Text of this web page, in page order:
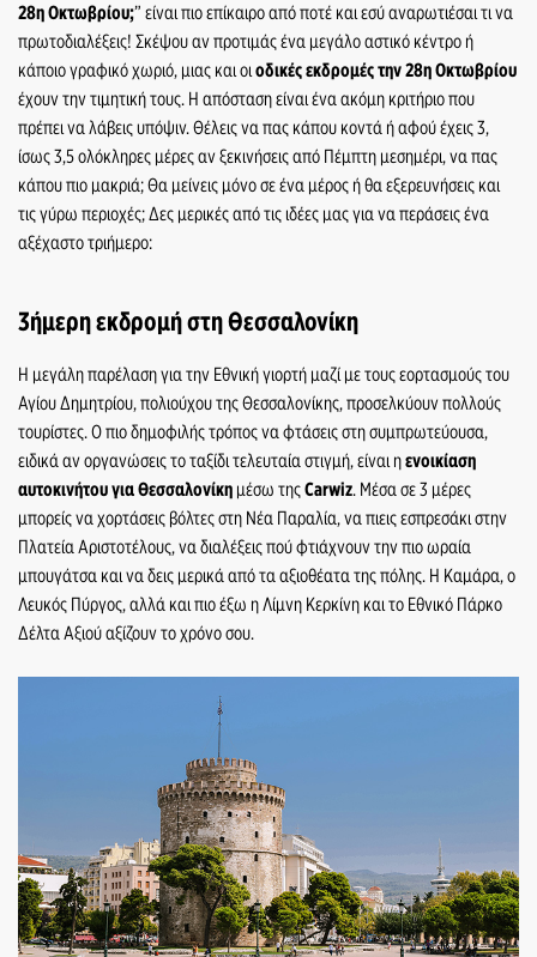
28η Οκτωβρίου;” είναι πιο επίκαιρο από ποτέ και εσύ αναρωτιέσαι τι να
πρωτοδιαλέξεις! Σκέψου αν προτιμάς ένα μεγάλο αστικό κέντρο ή
κάποιο γραφικό χωριό, μιας και οιοδικές εκδρομές την 28η Οκτωβρίου
έχουν την τιμητική τους. Η απόσταση είναι ένα ακόμη κριτήριο που
πρέπει να λάβεις υπόψιν. Θέλεις να πας κάπου κοντά ή αφού έχεις 3,
ίσως 3,5 ολόκληρες μέρες αν ξεκινήσεις από Πέμπτη μεσημέρι, να πας
κάπου πιο μακριά; Θα μείνεις μόνο σε ένα μέρος ή θα εξερευνήσεις και
τις γύρω περιοχές; Δες μερικές από τις ιδέες μας για να περάσεις ένα
αξέχαστο τριήμερο:
3ήμερη εκδρομή στη Θεσσαλονίκη
Η μεγάλη παρέλαση για την Εθνική γιορτή μαζί με τους εορτασμούς του
Αγίου Δημητρίου, πολιούχου της Θεσσαλονίκης, προσελκύουν πολλούς
τουρίστες. Ο πιο δημοφιλής τρόπος να φτάσεις στη συμπρωτεύουσα,
ειδικά αν οργανώσεις το ταξίδι τελευταία στιγμή, είναι ηενοικίαση
αυτοκινήτου για Θεσσαλονίκη μέσω τηςCarwiz. Μέσα σε 3 μέρες
μπορείς να χορτάσεις βόλτες στη Νέα Παραλία, να πιεις εσπρεσάκι στην
Πλατεία Αριστοτέλους, να διαλέξεις πού φτιάχνουν την πιο ωραία
μπουγάτσα και να δεις μερικά από τα αξιοθέατα της πόλης. Η Καμάρα, ο
Λευκός Πύργος, αλλά και πιο έξω η Λίμνη Κερκίνη και το Εθνικό Πάρκο
Δέλτα Αξιού αξίζουν το χρόνο σου.